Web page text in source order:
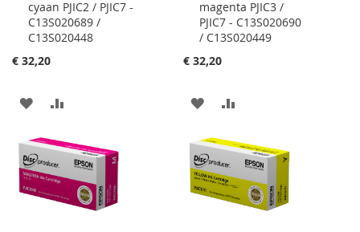
cyaan PJIC2 / PJIC7 -
C13S020689 /
C13S020448
€ 32,20
VOEG
AAN
VERLANGLIJST
TE
VERGELIJKEN
magenta PJIC3 /
PJIC7 - C13S020690
/ C13S020449
€ 32,20
VOEG
AAN
VERLANGLIJST
TE
VERGELIJKEN